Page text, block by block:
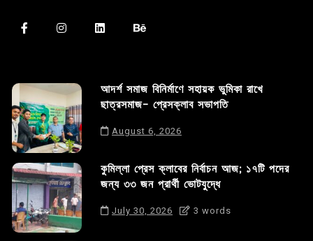
আদর্শ সমাজ বিনির্মাণে সহায়ক ভুমিকা রাখে
ছাত্রসমাজ- প্রেসক্লাব সভাপতি
August 6, 2026
কুমিল্লা প্রেস ক্লাবের নির্বাচন আজ; ১৭টি পদের
জন্য ৩৩ জন প্রার্থী ভোটযুদ্ধে
July 30, 2026 3 words